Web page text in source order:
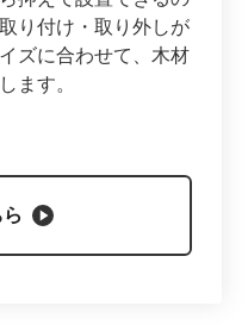
り付け・取り外しが
ズに合わせて、木材
ます。